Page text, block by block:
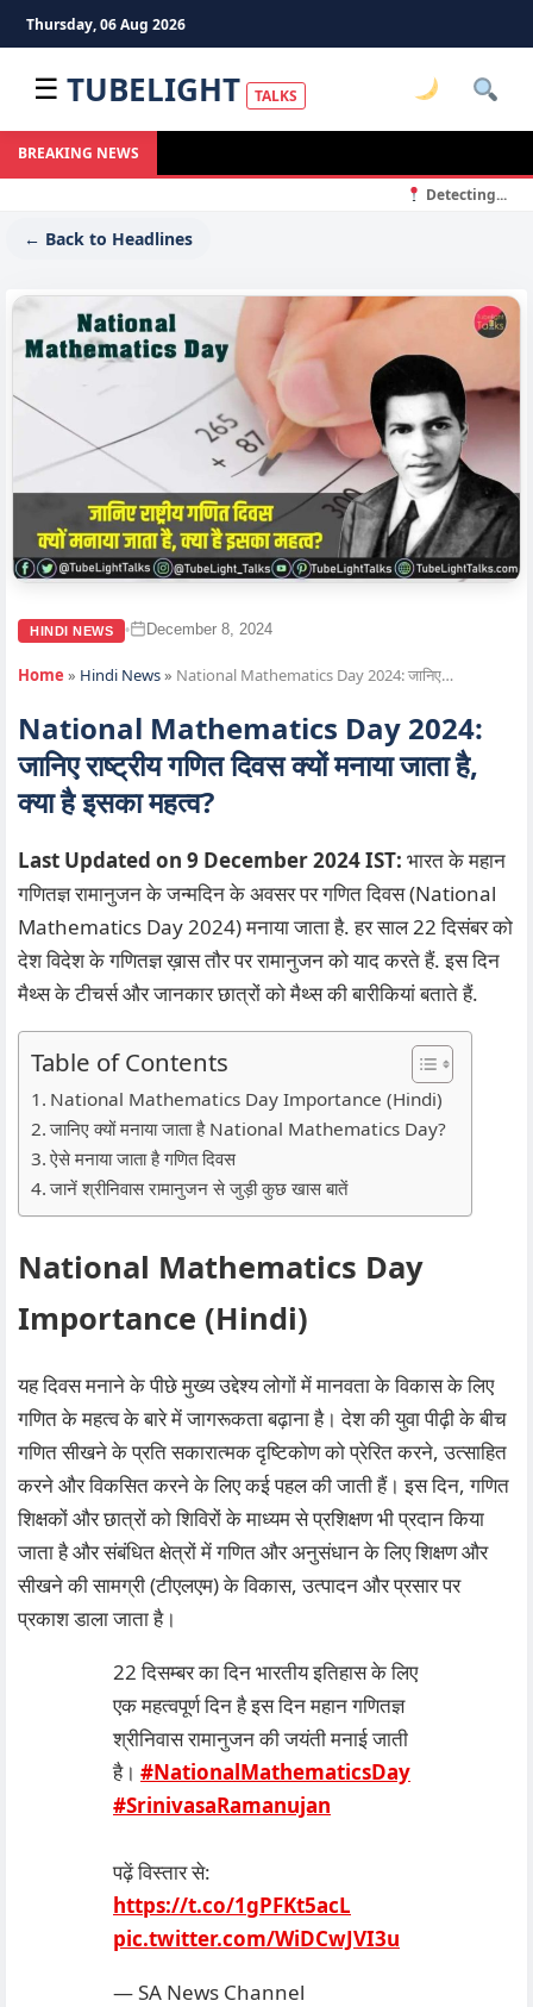
Thursday, 06 Aug 2026
☰ TUBELIGHT TALKS
BREAKING NEWS
Detecting...
← Back to Headlines
HINDI NEWS • December 8, 2024
Home » Hindi News» National Mathematics Day 2024: जानिए…
National Mathematics Day 2024:
जानिए राष्ट्रीय गणित दिवस क्यों मनाया जाता है,
क्या है इसका महत्व?
Last Updated on 9 December 2024 IST: भारत के महान
गणितज्ञ रामानुजन के जन्मदिन के अवसर पर गणित दिवस (National
Mathematics Day 2024) मनाया जाता है. हर साल 22 दिसंबर को
देश विदेश के गणितज्ञ ख़ास तौर पर रामानुजन को याद करते हैं. इस दिन
मैथ्स के टीचर्स और जानकार छात्रों को मैथ्स की बारीकियां बताते हैं.
Table of Contents
National Mathematics Day Importance (Hindi)
जानिए क्यों मनाया जाता है National Mathematics Day?
ऐसे मनाया जाता है गणित दिवस
जानें श्रीनिवास रामानुजन से जुड़ी कुछ खास बातें
National Mathematics Day
Importance (Hindi)
यह दिवस मनाने के पीछे मुख्य उद्देश्य लोगों में मानवता के विकास के लिए
गणित के महत्व के बारे में जागरूकता बढ़ाना है। देश की युवा पीढ़ी के बीच
गणित सीखने के प्रति सकारात्मक दृष्टिकोण को प्रेरित करने, उत्साहित
करने और विकसित करने के लिए कई पहल की जाती हैं। इस दिन, गणित
शिक्षकों और छात्रों को शिविरों के माध्यम से प्रशिक्षण भी प्रदान किया
जाता है और संबंधित क्षेत्रों में गणित और अनुसंधान के लिए शिक्षण और
सीखने की सामग्री (टीएलएम) के विकास, उत्पादन और प्रसार पर
प्रकाश डाला जाता है।
22 दिसम्बर का दिन भारतीय इतिहास के लिए
एक महत्वपूर्ण दिन है इस दिन महान गणितज्ञ
श्रीनिवास रामानुजन की जयंती मनाई जाती
है। #NationalMathematicsDay
#SrinivasaRamanujan
पढ़ें विस्तार से:
https://t.co/1gPFKt5acL
pic.twitter.com/WiDCwJVI3u
— SA News Channel